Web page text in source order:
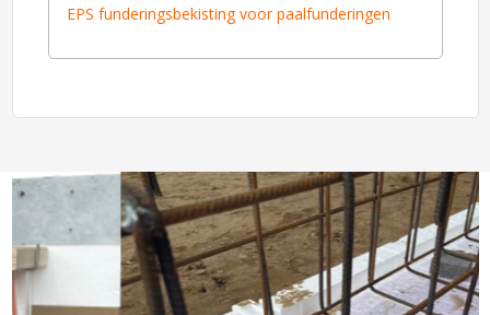
EPS funderingsbekisting voor paalfunderingen